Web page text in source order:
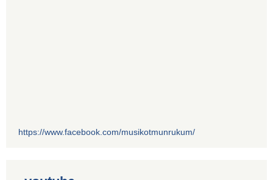
https://www.facebook.com/musikotmunrukum/